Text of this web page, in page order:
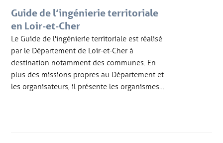
Guide de l’ingénierie territoriale
en Loir-et-Cher
Le Guide de l'ingénierie territoriale est réalisé
par le Département de Loir-et-Cher à
destination notamment des communes. En
plus des missions propres au Département et
les organisateurs, il présente les organismes…